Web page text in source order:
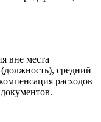
вне места
средний
расходов